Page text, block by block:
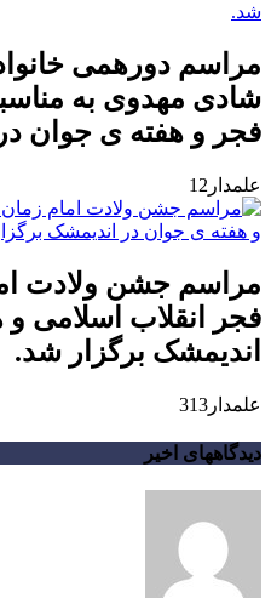
مراسم دورهمی
شادی مهدوی به
فجر و هفته ی جوان
علمدار12
مراسم جشن ولادت
فجر انقلاب اسلامی
اندیمشک برگزار شد.
علمدار313
دیدگاههای اخیر